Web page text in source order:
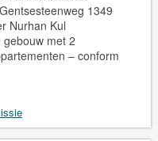
1349
Nurhan Kul
gebouw met 2
– conform